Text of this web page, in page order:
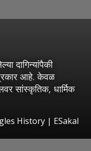
दागिन्यांपैकी
आहे. केवळ
सांस्कृतिक, धार्मिक
History | ESakal